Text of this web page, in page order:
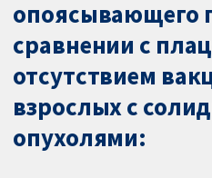
опоясывающего
сравнении с
отсутствием
взрослых с
опухолями: